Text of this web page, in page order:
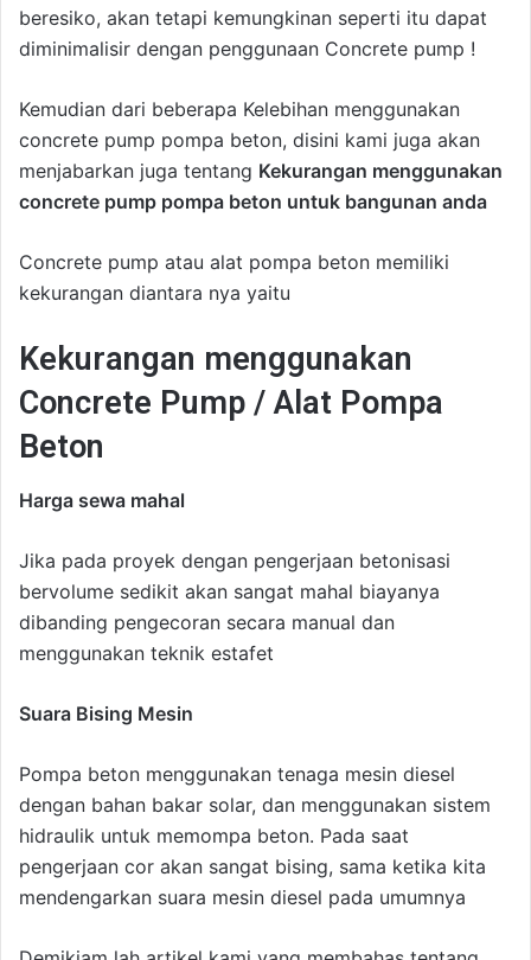
beresiko, akan tetapi kemungkinan seperti itu dapat
diminimalisir dengan penggunaan Concrete pump !
Kemudian dari beberapa Kelebihan menggunakan
concrete pump pompa beton, disini kami juga akan
menjabarkan juga tentang Kekurangan menggunakan
concrete pump pompa beton untuk bangunan anda
Concrete pump atau alat pompa beton memiliki
kekurangan diantara nya yaitu
Kekurangan menggunakan
Concrete Pump / Alat Pompa
Beton
Harga sewa mahal
Jika pada proyek dengan pengerjaan betonisasi
bervolume sedikit akan sangat mahal biayanya
dibanding pengecoran secara manual dan
menggunakan teknik estafet
Suara Bising Mesin
Pompa beton menggunakan tenaga mesin diesel
dengan bahan bakar solar, dan menggunakan sistem
hidraulik untuk memompa beton. Pada saat
pengerjaan cor akan sangat bising, sama ketika kita
mendengarkan suara mesin diesel pada umumnya